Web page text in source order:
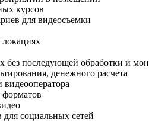
курсов
для видеосъемки
без последующей обработки и
денежного расчета
видеооператора
социальных сетей